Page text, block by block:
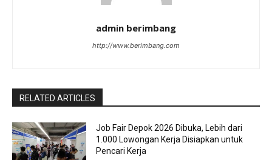
admin berimbang
http://www.berimbang.com
RELATED ARTICLES
Job Fair Depok 2026 Dibuka, Lebih dari
1.000 Lowongan Kerja Disiapkan untuk
Pencari Kerja